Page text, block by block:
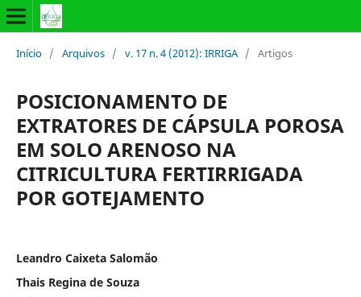
Início / Arquivos / v. 17 n. 4 (2012): IRRIGA / Artigos
POSICIONAMENTO DE
EXTRATORES DE CÁPSULA POROSA
EM SOLO ARENOSO NA
CITRICULTURA FERTIRRIGADA
POR GOTEJAMENTO
Leandro Caixeta Salomão
Thais Regina de Souza